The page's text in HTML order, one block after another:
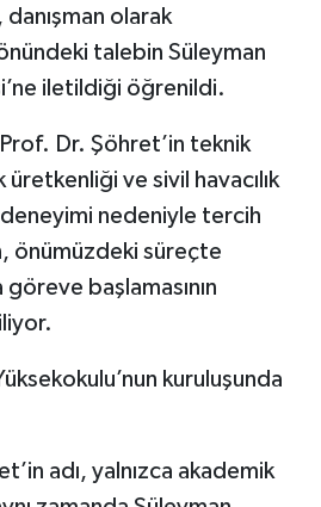
olarak
talebin Süleyman
iletildiği öğrenildi.
Prof. Dr. Şöhret’in teknik
üretkenliği ve sivil havacılık
deneyimi nedeniyle tercih
önümüzdeki süreçte
başlamasının
kuruluşunda
adı, yalnızca akademik